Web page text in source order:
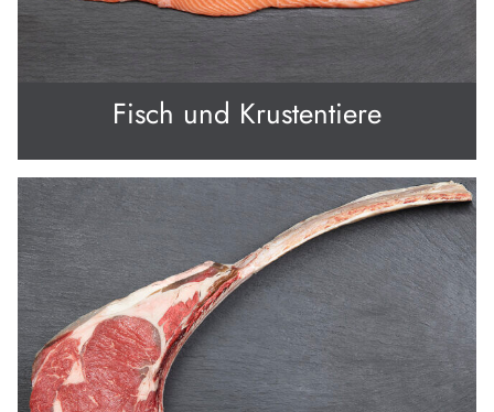
Fisch und Krustentiere